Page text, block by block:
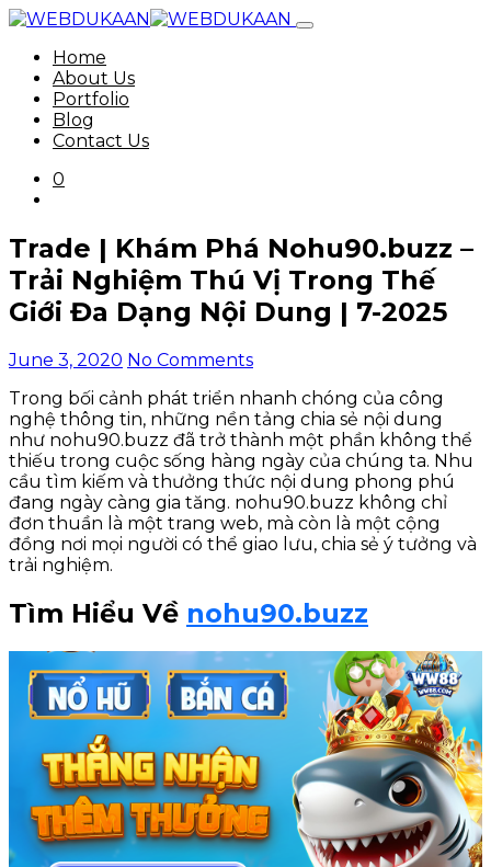
Home
About Us
Portfolio
Blog
Contact Us
0
Trade | Khám Phá Nohu90.buzz –
Trải Nghiệm Thú Vị Trong Thế
Giới Đa Dạng Nội Dung | 7-2025
June 3, 2020 No Comments
Trong bối cảnh phát triển nhanh chóng của công
nghệ thông tin, những nền tảng chia sẻ nội dung
như nohu90.buzz đã trở thành một phần không thể
thiếu trong cuộc sống hàng ngày của chúng ta. Nhu
cầu tìm kiếm và thưởng thức nội dung phong phú
đang ngày càng gia tăng. nohu90.buzz không chỉ
đơn thuần là một trang web, mà còn là một cộng
đồng nơi mọi người có thể giao lưu, chia sẻ ý tưởng và
trải nghiệm.
Tìm Hiểu Về nohu90.buzz